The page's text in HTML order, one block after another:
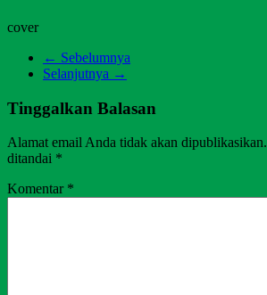
cover
← Sebelumnya
Selanjutnya →
Tinggalkan Balasan
Alamat email Anda tidak akan dipublikasikan.
ditandai *
Komentar *